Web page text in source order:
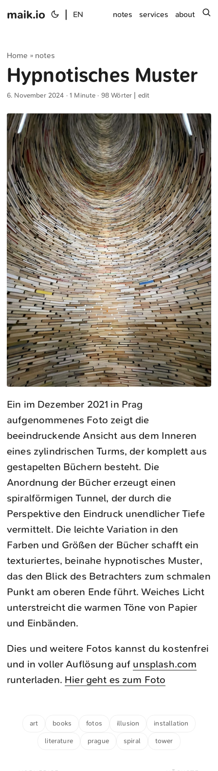
maik.io EN notes services about
Home » notes
Hypnotisches Muster
6. November 2024 · 1 Minute · 98 Wörter | edit
Ein im Dezember 2021 in Prag
aufgenommenes Foto zeigt die
beeindruckende Ansicht aus dem Inneren
eines zylindrischen Turms, der komplett aus
gestapelten Büchern besteht. Die
Anordnung der Bücher erzeugt einen
spiralförmigen Tunnel, der durch die
Perspektive den Eindruck unendlicher Tiefe
vermittelt. Die leichte Variation in den
Farben und Größen der Bücher schafft ein
texturiertes, beinahe hypnotisches Muster,
das den Blick des Betrachters zum schmalen
Punkt am oberen Ende führt. Weiches Licht
unterstreicht die warmen Töne von Papier
und Einbänden.
Dies und weitere Fotos kannst du kostenfrei
und in voller Auflösung auf unsplash.com
runterladen. Hier geht es zum Foto
art books fotos illusion installation
literature prague spiral tower